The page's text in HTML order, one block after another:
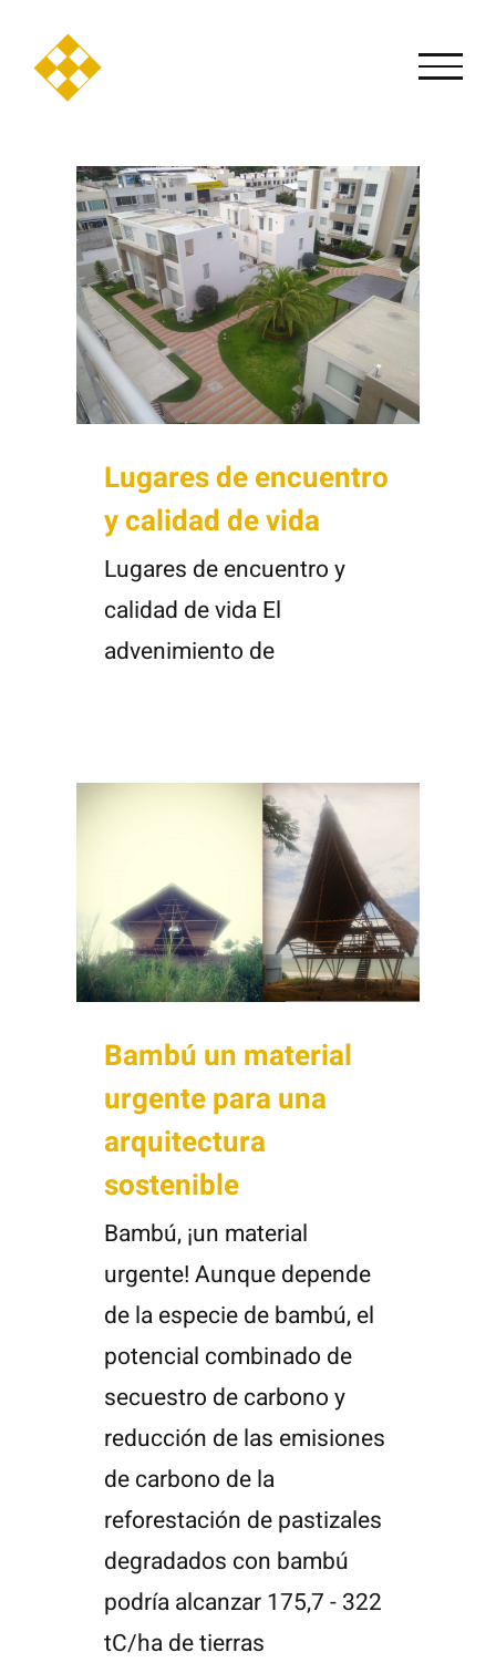
contenido
Lugares de encuentro
y calidad de vida
Lugares de encuentro y
calidad de vida El
advenimiento de
Bambú un material
urgente para una
arquitectura
sostenible
Bambú, ¡un material
urgente! Aunque depende
de la especie de bambú, el
potencial combinado de
secuestro de carbono y
reducción de las emisiones
de carbono de la
reforestación de pastizales
degradados con bambú
podría alcanzar 175,7 - 322
tC/ha de tierras